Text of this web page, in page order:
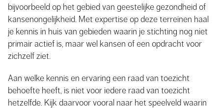
bijvoorbeeld op het gebied van geestelijke gezondheid of
kansenongelijkheid. Met expertise op deze terreinen haal
je kennis in huis van gebieden waarin je stichting nog niet
primair actief is, maar wel kansen of een opdracht voor
zichzelf ziet.
Aan welke kennis en ervaring een raad van toezicht
behoefte heeft, is niet voor iedere raad van toezicht
hetzelfde. Kijk daarvoor vooral naar het speelveld waarin